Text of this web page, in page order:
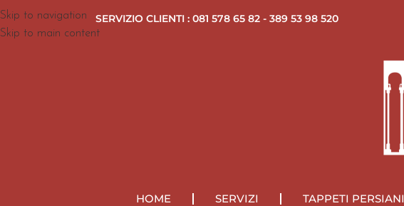
Skip to navigation
Skip to main content
SERVIZIO CLIENTI : 081 578 65 82 - 389 53 98 520
HOME SERVIZI TAPPETI PERSIANI